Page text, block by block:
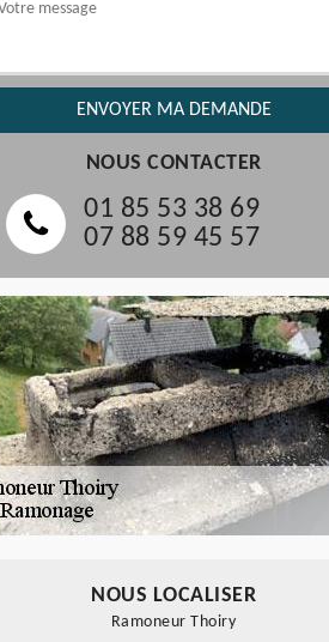
NOUS CONTACTER
01 85 53 38 69
07 88 59 45 57
NOUS LOCALISER
Ramoneur Thoiry